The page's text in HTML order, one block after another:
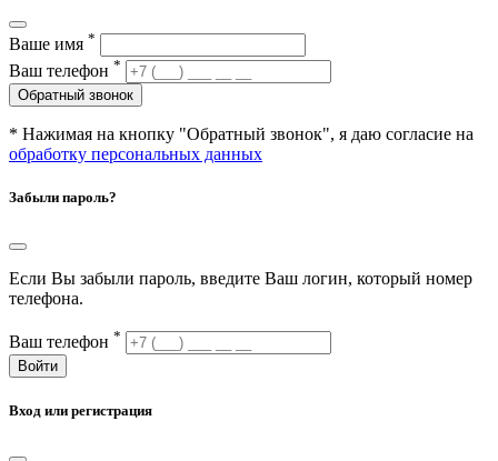
Ваше имя *
Ваш телефон *
Обратный звонок
* Нажимая на кнопку "Обратный звонок", я даю согласие на
обработку персональных данных
Забыли пароль?
Если Вы забыли пароль, введите Ваш логин, который номер
телефона.
Ваш телефон *
Войти
Вход или регистрация